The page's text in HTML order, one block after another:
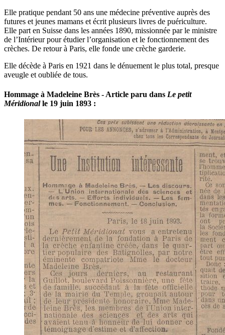
Elle pratique pendant 50 ans une médecine préventive auprès des
futures et jeunes mamans et écrit plusieurs livres de puériculture.
Elle part en Suisse dans les années 1890, missionnée par le ministre
de l’Intérieur pour étudier l’organisation et le fonctionnement des
crèches. De retour à Paris, elle fonde une crèche garderie.
Elle décède à Paris en 1921 dans le dénuement le plus total, presque
aveugle et oubliée de tous.
Hommage à Madeleine Brès - Article paru dans Le petit
Méridionalle 19 juin 1893 :